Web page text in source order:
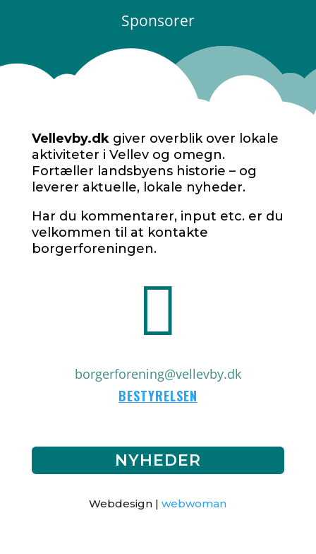
Sponsorer
Vellevby.dkgiver overblik over lokale
aktiviteter i Vellev og omegn.
Fortæller landsbyens historie – og
leverer aktuelle, lokale nyheder.
Har du kommentarer, input etc. er du
velkommen til at kontakte
borgerforeningen.

borgerforening@vellevby.dk
BESTYRELSEN
NYHEDER
Webdesign |webwoman